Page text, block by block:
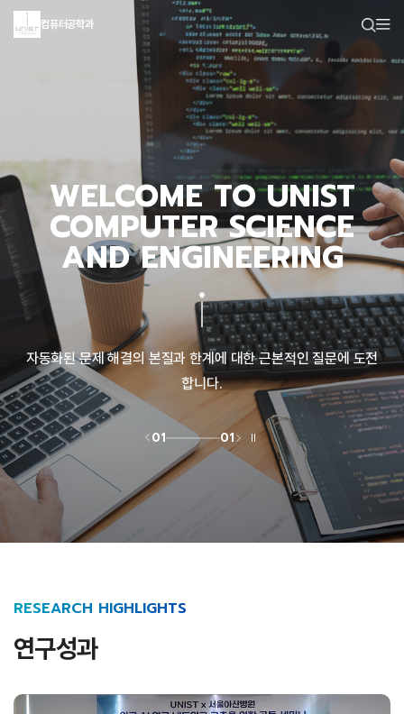
컴퓨터공학과
WELCOME TO UNIST
COMPUTER SCIENCE
AND ENGINEERING
자동화된 문제 해결의 본질과 한계에 대한 근본적인 질문에 도전
합니다.
01 01
RESEARCH HIGHLIGHTS
연구성과